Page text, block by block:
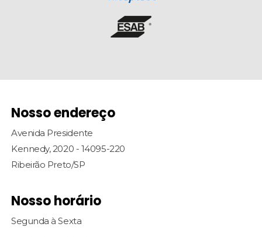
Nosso endereço
Avenida Presidente
Kennedy, 2020 - 14095-220
Ribeirão Preto/SP
Nosso horário
Segunda à Sexta